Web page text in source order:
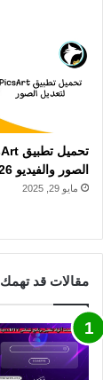
الصور والفيديو 2026
مايو 29, 2025
مقالات قد تهمك